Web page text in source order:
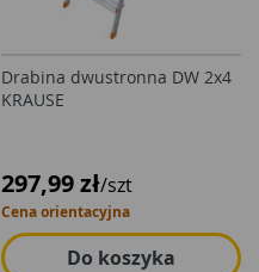
Drabina dwustronna DW 2x4
KRAUSE
297,99 zł/szt
Cena orientacyjna
Do koszyka